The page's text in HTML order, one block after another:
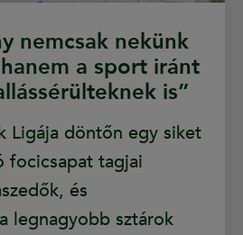
nemcsak nekünk
a sport iránt
is”
Ligája döntőn egy siket
focicsapat tagjai
és
legnagyobb sztárok